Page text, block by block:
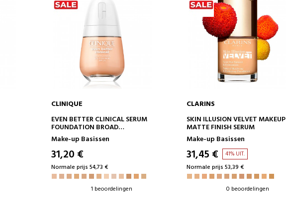
IN WINKELWAGEN
CLINIQUE
EVEN BETTER CLINICAL SERUM
FOUNDATION BROAD
SPECTRUM SPF 25
Make-up Basissen
31,20 €
Normale prijs 54,73 €
1 beoordelingen
IN WINKELWAGEN
CLARINS
SKIN ILLUSION VELVET MAKEUP
MATTE FINISH SERUM
Make-up Basissen
31,45 € 41% UIT.
Normale prijs 53,39 €
0 beoordelingen